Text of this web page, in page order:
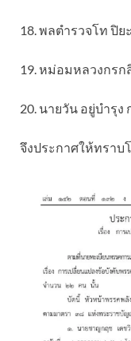
18. พลตำรวจโท ปิ
19. หม่อมหลวงกร
20. นายวัน อยู่บำรุ
จึงประกาศให้ทราบ